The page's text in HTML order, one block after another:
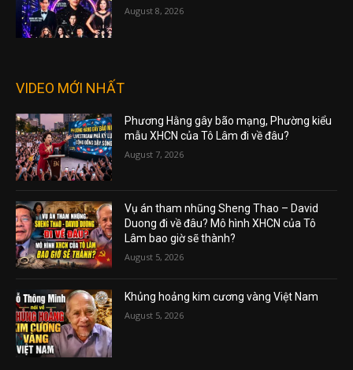
August 8, 2026
VIDEO MỚI NHẤT
Phương Hằng gây bão mạng, Phường kiểu
mẫu XHCN của Tô Lâm đi về đâu?
August 7, 2026
Vụ án tham nhũng Sheng Thao – David
Duong đi về đâu? Mô hình XHCN của Tô
Lâm bao giờ sẽ thành?
August 5, 2026
Khủng hoảng kim cương vàng Việt Nam
August 5, 2026